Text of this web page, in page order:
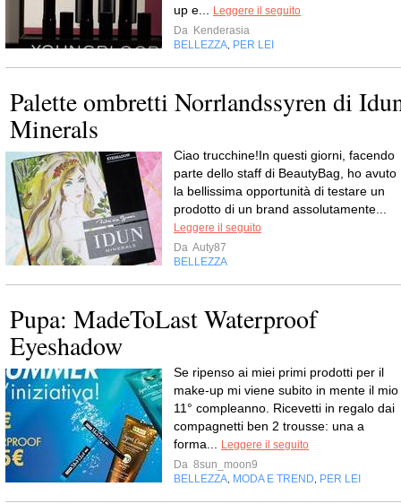
up e...
Leggere il seguito
Da Kenderasia
BELLEZZA PER LEI
Palette ombretti Norrlandssyren di
Minerals
Ciao trucchine!In questi giorni, facendo
parte dello staff di BeautyBag, ho avuto
la bellissima opportunità di testare un
prodotto di un brand assolutamente...
Leggere il seguito
Da Auty87
BELLEZZA
Pupa: MadeToLast Waterproof
Eyeshadow
Se ripenso ai miei primi prodotti per il
make-up mi viene subito in mente il mio
11° compleanno. Ricevetti in regalo dai
compagnetti ben 2 trousse: una a
forma...
Leggere il seguito
Da 8sun_moon9
BELLEZZA MODA E TREND PER LEI